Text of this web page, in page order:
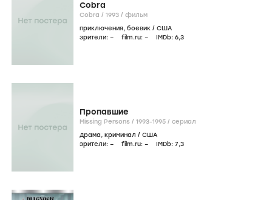
Cobra
Cobra / 1993 / фильм
приключения, боевик / США
зрители: – film.ru: – IMDb: 6,3
Пропавшие
Missing Persons / 1993-1995 / сериал
драма, криминал / США
зрители: – film.ru: – IMDb: 7,3